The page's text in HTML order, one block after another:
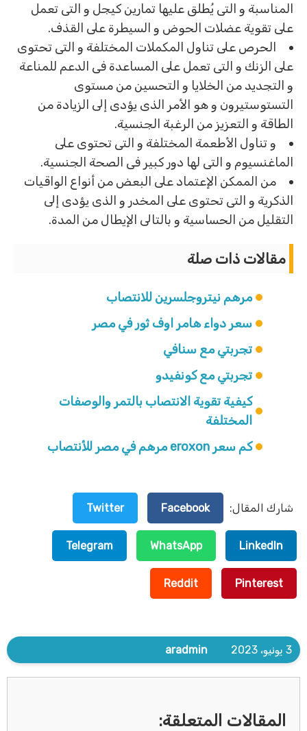
المناسبة و التى يُطلق عليها تمارين كيجل و التى تعمل
على تقوية عضلات الحوض و السيطرة على القذف.
الحرص على تناول المكملات المختلفة و التى تحتوى
على الزنك و التى تعمل على المساعدة فى الدعم للمناعة
و التجديد من الخلايا و التحسين من مستوى
التستوستيرون و هو الأمر الذى يؤدى إلى الزيادة من
الطاقة و التعزيز من الرغبة الجنسية.
و تناول الأطعمة المختلفة و التى تحتوى على
الماغنسيوم و التى لها دور كبير فى الصحة الجنسية.
من الممكن الإعتماد على البعض من أنواع الواقيات
الذكرية و التى تحتوى على المخدر و الذى يؤدى إلى
التقليل من الحساسية و بالتالى الإيطال من المدة.
مقالات ذات صلة
مرهم نيتروجلسرين للانتصاب
سعر دواء هامر اوف ثور في مصر
تجربتي مع سنافي
تجربتي مع كونفيدو
كيفية تقوية الانتصاب بالتمر والوصفات
المختلفة
كم سعر eroxon مرهم في مصر للأنتصاب
شارك المقال: Facebook
Twitter
LinkedIn
WhatsApp
Telegram
Pinterest
Reddit
3 يونيو، 2023 aradmin
المقالات المتعلقة: